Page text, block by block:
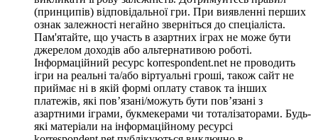
(принципів) відповідальної гри. При виявленні перших
ознак залежності негайно зверніться до спеціаліста.
Пам'ятайте, що участь в азартних іграх не може бути
джерелом доходів або альтернативою роботі.
Інформаційний ресурс korrespondent.net не проводить
ігри на реальні та/або віртуальні гроші, також сайт не
приймає ні в якій формі оплату ставок та інших
платежів, які пов’язані/можуть бути пов’язані з
азартними іграми, букмекерами чи тоталізаторами. Будь-
які матеріали на інформаційному ресурсі